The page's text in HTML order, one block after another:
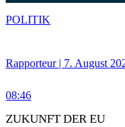
Rapporteur | 7. August
08:46
POLITIK
ZUKUNFT DER EU